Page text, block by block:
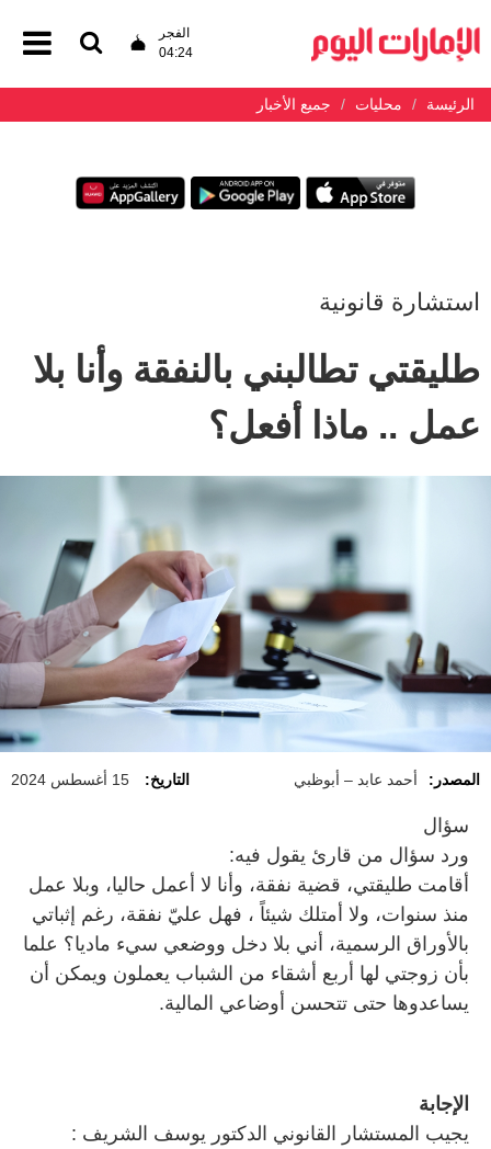
الفجر
04:24
الرئيسة محليات جميع الأخبار
استشارة قانونية
طليقتي تطالبني بالنفقة وأنا بلا
عمل .. ماذا أفعل؟
المصدر: أحمد عابد – أبوظبي التاريخ: 15 أغسطس 2024
سؤال
ورد سؤال من قارئ يقول فيه:
أقامت طليقتي، قضية نفقة، وأنا لا أعمل حاليا، وبلا عمل
منذ سنوات، ولا أمتلك شيئاً ، فهل عليّ نفقة، رغم إثباتي
بالأوراق الرسمية، أني بلا دخل ووضعي سيء ماديا؟ علما
بأن زوجتي لها أربع أشقاء من الشباب يعملون ويمكن أن
يساعدوها حتى تتحسن أوضاعي المالية.
الإجابة
يجيب المستشار القانوني الدكتور يوسف الشريف :